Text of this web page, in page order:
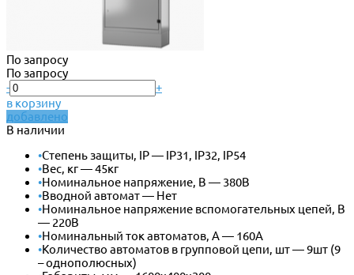
По запросу
По запросу
-
+
в корзину
добавлено
В наличии
•Степень защиты, IP — IP31, IP32, IP54
•Вес, кг — 45кг
•Номинальное напряжение, В — 380В
•Вводной автомат — Нет
•Номинальное напряжение вспомогательных цепей, В
— 220В
•Номинальный ток автоматов, А — 160А
•Количество автоматов в групповой цепи, шт — 9шт (9
– однополюсных)